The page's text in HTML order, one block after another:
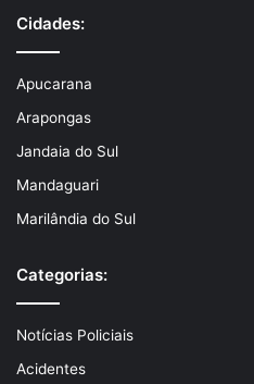
Cidades:
Apucarana
Arapongas
Jandaia do Sul
Mandaguari
Marilândia do Sul
Categorias:
Notícias Policiais
Acidentes